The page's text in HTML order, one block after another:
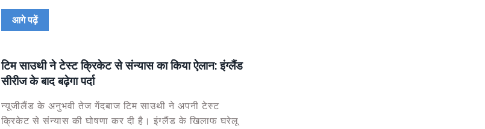
कहा कि दो फील्डरों की मौजूदगी में ऐसा शॉट गलत निर्णय था।
आगे पढ़ें
टिम साउथी ने टेस्ट क्रिकेट से संन्यास का किया ऐलान: इंग्लैंड
सीरीज के बाद बढ़ेगा पर्दा
न्यूजीलैंड के अनुभवी तेज गेंदबाज टिम साउथी ने अपनी टेस्ट
क्रिकेट से संन्यास की घोषणा कर दी है। इंग्लैंड के खिलाफ घरेलू